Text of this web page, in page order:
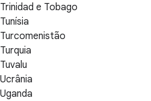
Trinidad e Tobago
Tunísia
Turcomenistão
Turquia
Tuvalu
Ucrânia
Uganda